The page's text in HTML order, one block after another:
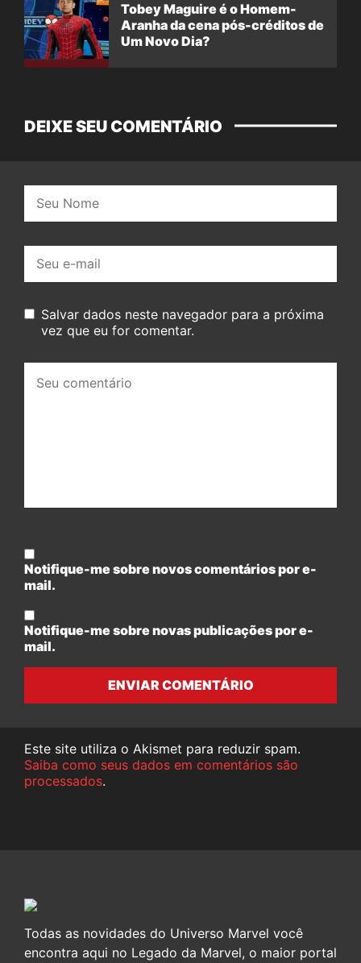
Tobey Maguire é o Homem-
Aranha da cena pós-créditos de
Um Novo Dia?
DEIXE SEU COMENTÁRIO
mail:
Salvar dados neste navegador para a próxima
vez que eu for comentar.
comentário:
Notifique-me sobre novos comentários por e-
mail.
Notifique-me sobre novas publicações por e-
mail.
ENVIAR COMENTÁRIO
Este site utiliza o Akismet para reduzir spam.
Saiba como seus dados em comentários são
processados.
Todas as novidades do Universo Marvel você
encontra aqui no Legado da Marvel, o maior portal